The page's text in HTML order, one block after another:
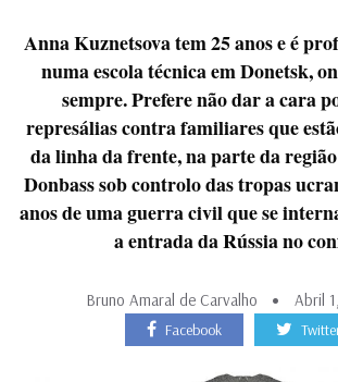
Anna Kuznetsova tem 25 anos e é
numa escola técnica em Donetsk,
sempre. Prefere não dar a cara
represálias contra familiares que
da linha da frente, na parte da
Donbass sob controlo das tropas
anos de uma guerra civil que se
a entrada da Rússia no
Bruno Amaral de Carvalho Abril
Facebook